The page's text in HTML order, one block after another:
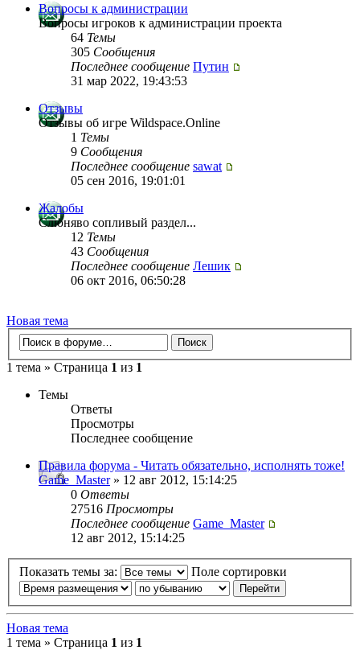
Вопросы к администрации
Вопросы игроков к администрации проекта
64 Темы
305 Сообщения
Последнее сообщение Путин
31 мар 2022, 19:43:53
Отзывы
Отзывы об игре Wildspace.Online
1 Темы
9 Сообщения
Последнее сообщение sawat
05 сен 2016, 19:01:01
Жалобы
Слюняво сопливый раздел...
12 Темы
43 Сообщения
Последнее сообщение Лешик
06 окт 2016, 06:50:28
Новая тема
1 тема » Страница 1 из 1
Темы
Ответы
Просмотры
Последнее сообщение
Правила форума - Читать обязательно, исполнять тоже!
Game_Master» 12 авг 2012, 15:14:25
0 Ответы
27516 Просмотры
Последнее сообщение Game_Master
12 авг 2012, 15:14:25
Показать темы за: Поле сортировки
Новая тема
1 тема » Страница 1 из 1